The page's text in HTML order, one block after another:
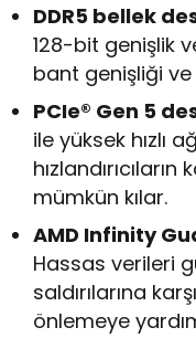
DDR5 bellek
128-bit genişlik
bant genişliği
PCIe® Gen 5
ile yüksek hızlı
mümkün kılar.
AMD Infinity
Hassas verileri
saldırılarına
önlemeye